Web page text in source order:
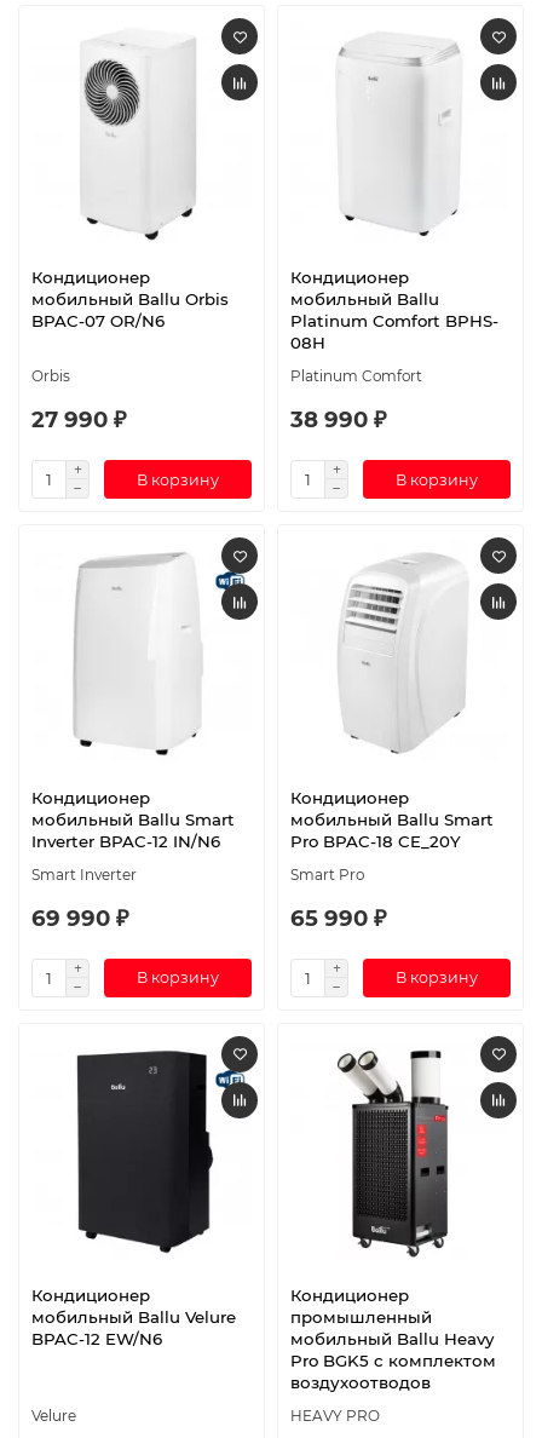
Кондиционер
мобильный Ballu Orbis
BPAC-07 OR/N6
Orbis
27 990 ₽
В корзину
Кондиционер
мобильный Ballu
Platinum Comfort BPHS-
08H
Platinum Comfort
38 990 ₽
В корзину
Кондиционер
мобильный Ballu Smart
Inverter BPAC-12 IN/N6
Smart Inverter
69 990 ₽
В корзину
Кондиционер
мобильный Ballu Smart
Pro BPAC-18 CE_20Y
Smart Pro
65 990 ₽
В корзину
Кондиционер
мобильный Ballu Velure
BPAC-12 EW/N6
Velure
Кондиционер
промышленный
мобильный Ballu Heavy
Pro BGK5 с комплектом
воздухоотводов
HEAVY PRO